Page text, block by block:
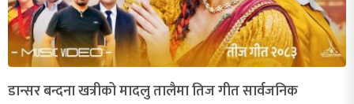
डान्सर बन्दना खत्रीको मादलु तालैमा तिज गीत सार्वजनिक